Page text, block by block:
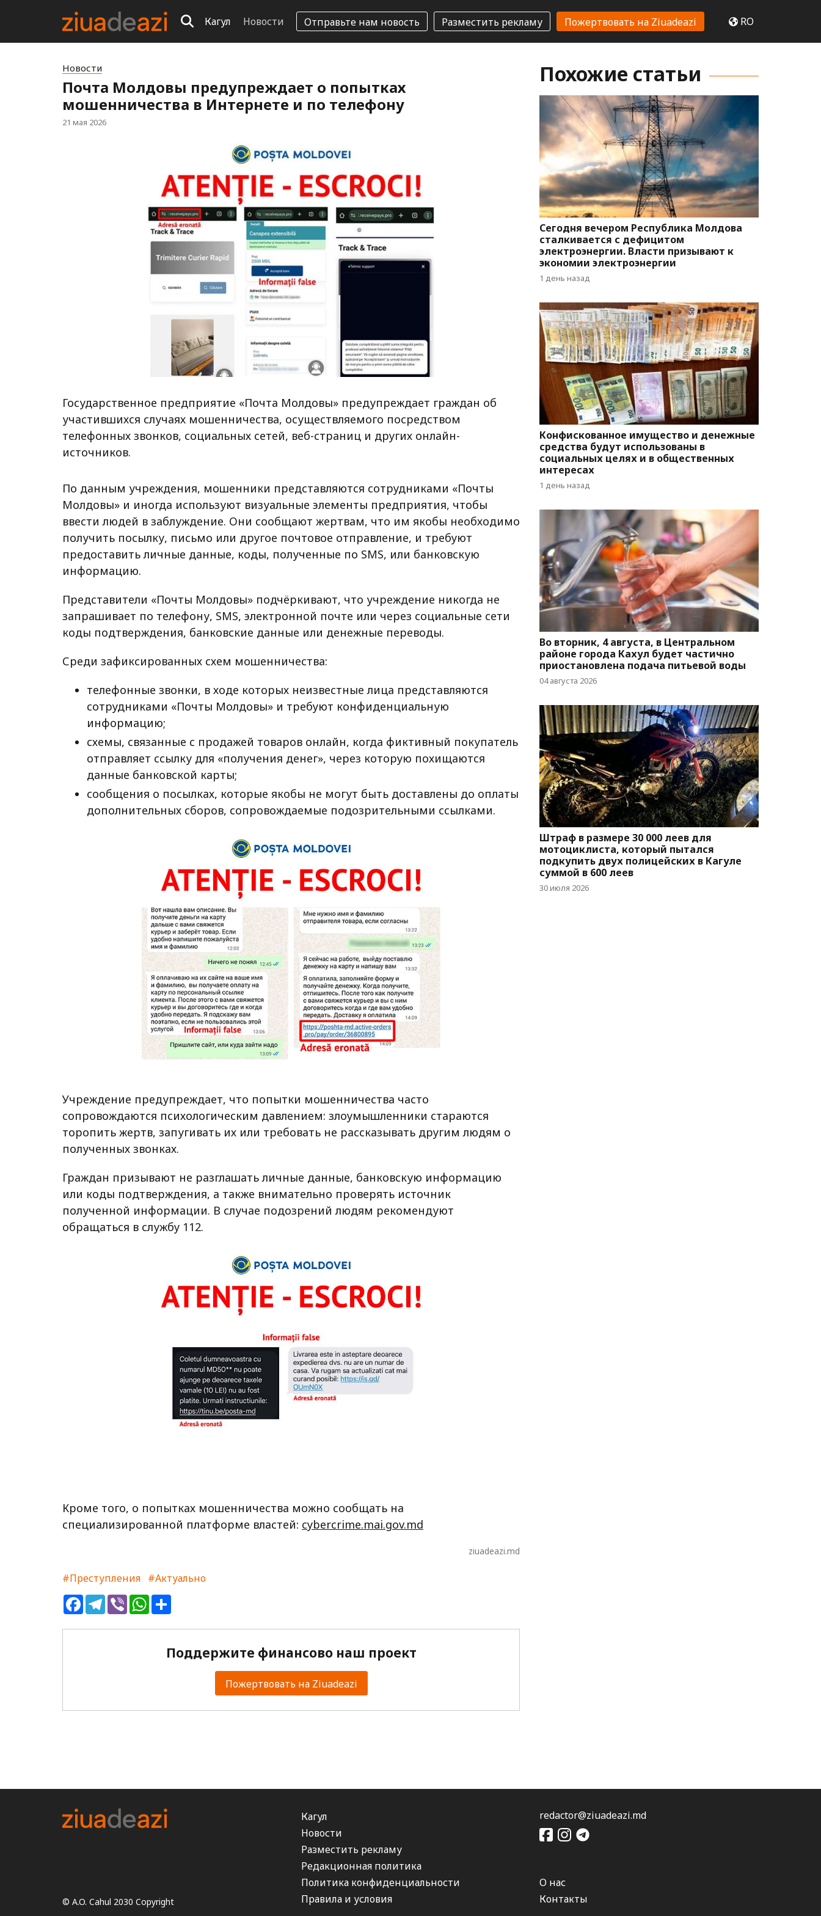
Кагул Новости Отправьте нам новость Разместить рекламу Пожертвовать на Ziuadeazi RO
Новости
Почта Молдовы предупреждает о попытках
мошенничества в Интернете и по телефону
21 мая 2026
Государственное предприятие «Почта Молдовы» предупреждает граждан об
участившихся случаях мошенничества, осуществляемого посредством
телефонных звонков, социальных сетей, веб-страниц и других онлайн-
источников.
По данным учреждения, мошенники представляются сотрудниками «Почты
Молдовы» и иногда используют визуальные элементы предприятия, чтобы
ввести людей в заблуждение. Они сообщают жертвам, что им якобы необходимо
получить посылку, письмо или другое почтовое отправление, и требуют
предоставить личные данные, коды, полученные по SMS, или банковскую
информацию.
Представители «Почты Молдовы» подчёркивают, что учреждение никогда не
запрашивает по телефону, SMS, электронной почте или через социальные сети
коды подтверждения, банковские данные или денежные переводы.
Среди зафиксированных схем мошенничества:
телефонные звонки, в ходе которых неизвестные лица представляются
сотрудниками «Почты Молдовы» и требуют конфиденциальную
информацию;
схемы, связанные с продажей товаров онлайн, когда фиктивный покупатель
отправляет ссылку для «получения денег», через которую похищаются
данные банковской карты;
сообщения о посылках, которые якобы не могут быть доставлены до оплаты
дополнительных сборов, сопровождаемые подозрительными ссылками.
Учреждение предупреждает, что попытки мошенничества часто
сопровождаются психологическим давлением: злоумышленники стараются
торопить жертв, запугивать их или требовать не рассказывать другим людям о
полученных звонках.
Граждан призывают не разглашать личные данные, банковскую информацию
или коды подтверждения, а также внимательно проверять источник
полученной информации. В случае подозрений людям рекомендуют
обращаться в службу 112.
Кроме того, о попытках мошенничества можно сообщать на
специализированной платформе властей: cybercrime.mai.gov.md
ziuadeazi.md
#Преступления #Актуально
FacebookTelegram
ViberWhatsApp
Поддержите финансово наш проект
Пожертвовать на Ziuadeazi
Похожие статьи
Сегодня вечером Республика Молдова
сталкивается с дефицитом
электроэнергии. Власти призывают к
экономии электроэнергии
1 день назад
Конфискованное имущество и денежные
средства будут использованы в
социальных целях и в общественных
интересах
1 день назад
Во вторник, 4 августа, в Центральном
районе города Кахул будет частично
приостановлена подача питьевой воды
04 августа 2026
Штраф в размере 30 000 леев для
мотоциклиста, который пытался
подкупить двух полицейских в Кагуле
суммой в 600 леев
30 июля 2026
© A.O. Cahul 2030 Copyright
Кагул
Новости
Разместить рекламу
Редакционная политика
Политика конфиденциальности
Правила и условия
redactor@ziuadeazi.md
О нас
Контакты